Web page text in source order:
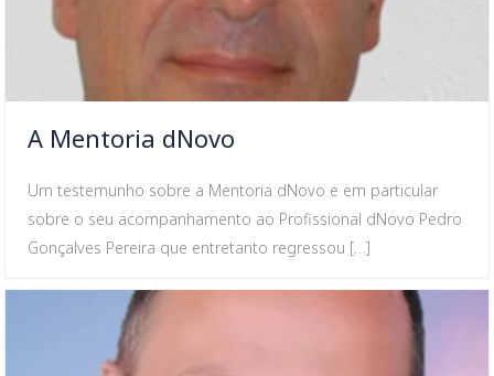
A Mentoria dNovo
Um testemunho sobre a Mentoria dNovo e em particular
sobre o seu acompanhamento ao Profissional dNovo Pedro
Gonçalves Pereira que entretanto regressou […]